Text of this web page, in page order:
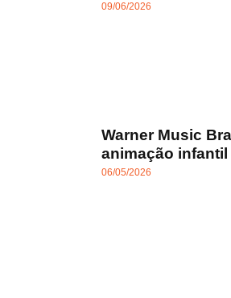
09/06/2026
Warner Music
animação
06/05/2026